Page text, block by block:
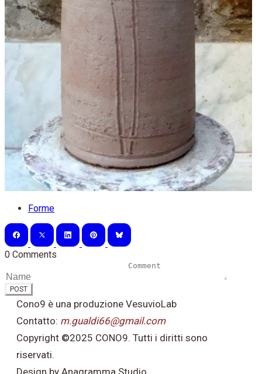
Forme
0 Comments
POST
Cono9 è una produzione VesuvioLab
Contatto: m.gualdi66@gmail.com
Copyright ©2025 CONO9. Tutti i diritti sono
riservati.